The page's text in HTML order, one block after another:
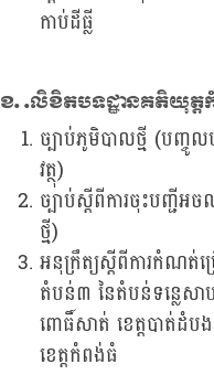
កាប់ដីធ្លី
ខ. .លិខិតបទដ្ឋានគតិយុត្
ច្បាប់ភូមិបាលថ្មី (បញ្ចូ
វត្ថុ)
ច្បាប់ស្តីពីការចុះបញ្ជីអ
ថ្មី)
អនុក្រឹត្យស្តីពីការកំណត់
តំបន់៣ នៃតំបន់ទន្លេសាប
ពោធិ៍សាត់ ខេត្តបាត់ដំប
ខេត្តកំពង់ធំ